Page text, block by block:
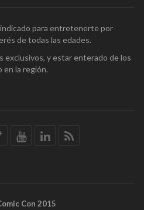
para entretenerte por
de todas las edades.
exclusivos, y estar enterado de los
en la región.
Con 2015